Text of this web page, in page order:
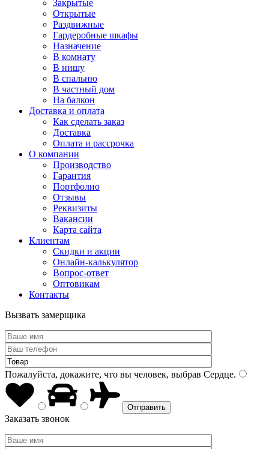
Закрытые
Открытые
Раздвижные
Гардеробные шкафы
Назначение
В комнату
В нишу
В спальню
В частный дом
На балкон
Доставка и оплата
Как сделать заказ
Доставка
Оплата и рассрочка
О компании
Производство
Гарантия
Портфолио
Отзывы
Реквизиты
Вакансии
Карта сайта
Клиентам
Скидки и акции
Онлайн-калькулятор
Вопрос-ответ
Оптовикам
Контакты
Вызвать замерщика
Пожалуйста, докажите, что вы человек, выбрав Сердце.
Заказать звонок